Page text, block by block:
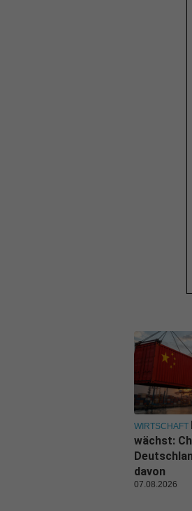
WIRTSCHAFT
wächst:
davon
07.08.2026